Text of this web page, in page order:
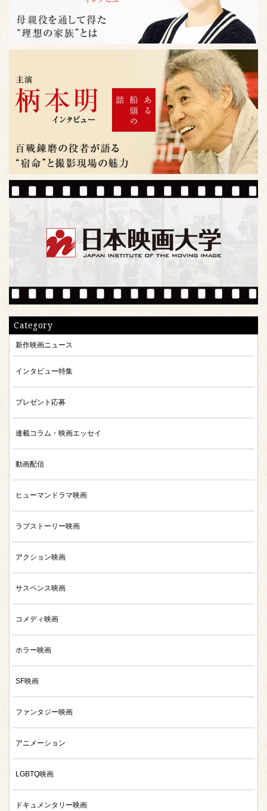
Category
新作映画ニュース
インタビュー特集
プレゼント応募
連載コラム・映画エッセイ
動画配信
ヒューマンドラマ映画
ラブストーリー映画
アクション映画
サスペンス映画
コメディ映画
ホラー映画
SF映画
ファンタジー映画
アニメーション
LGBTQ映画
ドキュメンタリー映画